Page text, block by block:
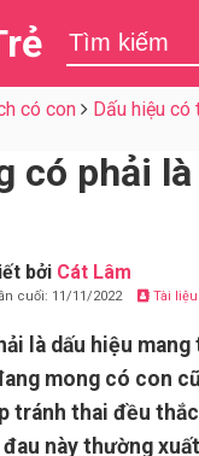
có con Dấu hiệu có
có phải
bởi Cát Lâm
cuối: 11/11/2022 Tài
là dấu hiệu
mong có con
tránh thai đều
này thường